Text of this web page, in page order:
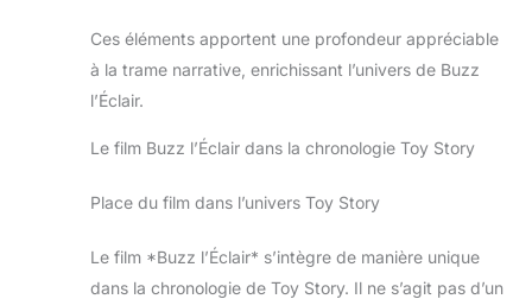
Ces éléments apportent une profondeur appréciable
à la trame narrative, enrichissant l’univers de Buzz
l’Éclair.
Le film Buzz l’Éclair dans la chronologie Toy Story
Place du film dans l’univers Toy Story
Le film *Buzz l’Éclair* s’intègre de manière unique
dans la chronologie de Toy Story. Il ne s’agit pas d’un